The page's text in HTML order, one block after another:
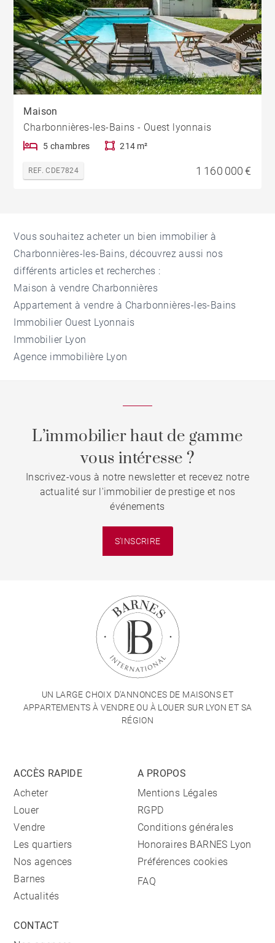
Maison
Charbonnières-les-Bains - Ouest lyonnais
5 chambres 214 m²
REF. CDE7824 1 160 000 €
Vous souhaitez acheter un bien immobilier à
Charbonnières-les-Bains, découvrez aussi nos
différents articles et recherches :
Maison à vendre Charbonnières
Appartement à vendre à Charbonnières-les-Bains
Immobilier Ouest Lyonnais
Immobilier Lyon
Agence immobilière Lyon
L’immobilier haut de gamme
vous intéresse ?
Inscrivez-vous à notre newsletter et recevez notre
actualité sur l'immobilier de prestige et nos
événements
S'INSCRIRE
UN LARGE CHOIX D'ANNONCES DE MAISONS ET
APPARTEMENTS À VENDRE OU À LOUER SUR LYON ET SA
RÉGION
ACCÈS RAPIDE
Acheter
Louer
Vendre
Les quartiers
Nos agences
Barnes
Actualités
A PROPOS
Mentions Légales
RGPD
Conditions générales
Honoraires BARNES Lyon
Préférences cookies
FAQ
CONTACT